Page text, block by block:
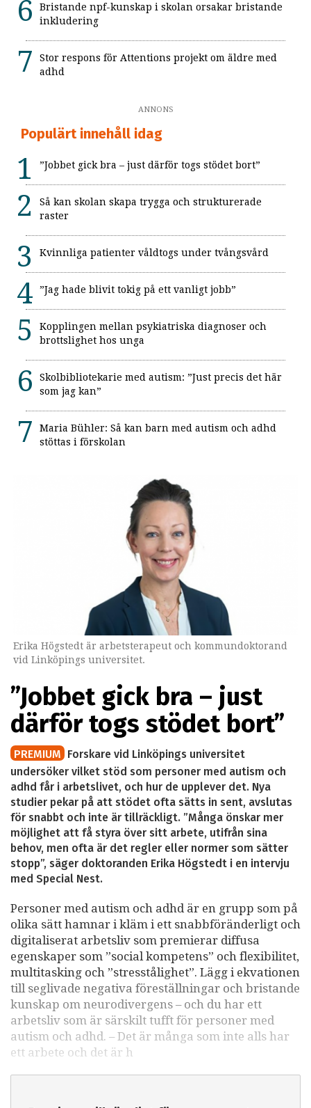
Bristande npf-kunskap i skolan orsakar bristande
inkludering
Stor respons för Attentions projekt om äldre med
adhd
ANNONS
Populärt innehåll idag
”Jobbet gick bra – just därför togs stödet bort”
Så kan skolan skapa trygga och strukturerade
raster
Kvinnliga patienter våldtogs under tvångsvård
”Jag hade blivit tokig på ett vanligt jobb”
Kopplingen mellan psykiatriska diagnoser och
brottslighet hos unga
Skolbibliotekarie med autism: ”Just precis det här
som jag kan”
Maria Bühler: Så kan barn med autism och adhd
stöttas i förskolan
Erika Högstedt är arbetsterapeut och kommundoktorand
vid Linköpings universitet.
”Jobbet gick bra – just
därför togs stödet bort”
PREMIUM Forskare vid Linköpings universitet
undersöker vilket stöd som personer med autism och
adhd får i arbetslivet, och hur de upplever det. Nya
studier pekar på att stödet ofta sätts in sent, avslutas
för snabbt och inte är tillräckligt. ”Många önskar mer
möjlighet att få styra över sitt arbete, utifrån sina
behov, men ofta är det regler eller normer som sätter
stopp”, säger doktoranden Erika Högstedt i en intervju
med Special Nest.
Personer med autism och adhd är en grupp som på
olika sätt hamnar i kläm i ett snabbföränderligt och
digitaliserat arbetsliv som premierar diffusa
egenskaper som ”social kompetens” och flexibilitet,
multitasking och ”stresstålighet”. Lägg i ekvationen
till seglivade negativa föreställningar och bristande
kunskap om neurodivergens – och du har ett
arbetsliv som är särskilt tufft för personer med
autism och adhd. – Det är många som inte alls har
ett arbete och det är h